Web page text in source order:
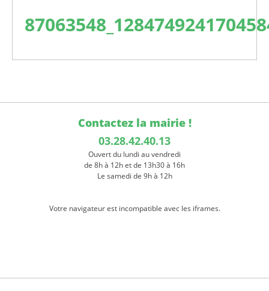
Contactez la mairie !
03.28.42.40.13
Ouvert du lundi au vendredi
de 8h à 12h et de 13h30 à 16h
Le samedi de 9h à 12h
Votre navigateur est incompatible avec les iframes.